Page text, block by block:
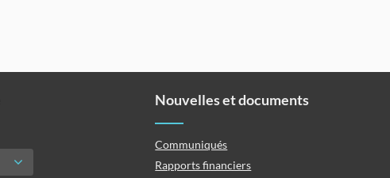
Nouvelles et documents
Communiqués
Rapports financiers